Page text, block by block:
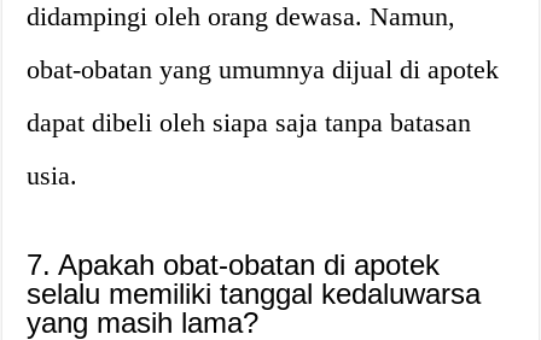
didampingi oleh orang dewasa. Namun,
obat-obatan yang umumnya dijual di apotek
dapat dibeli oleh siapa saja tanpa batasan
usia.
7. Apakah obat-obatan di apotek
selalu memiliki tanggal kedaluwarsa
yang masih lama?